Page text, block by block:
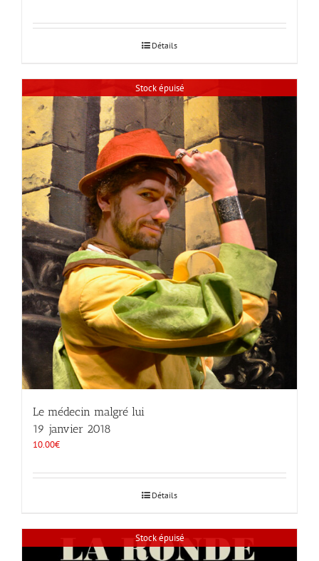
Détails
Stock épuisé
Le médecin malgré lui
19 janvier 2018
10.00€
Détails
Stock épuisé